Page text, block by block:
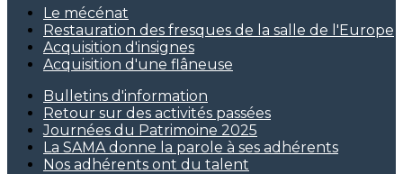
Le mécénat
Restauration des fresques de la salle de l'Europe
Acquisition d'insignes
Acquisition d'une flâneuse
Bulletins d'information
Retour sur des activités passées
Journées du Patrimoine 2025
La SAMA donne la parole à ses adhérents
Nos adhérents ont du talent